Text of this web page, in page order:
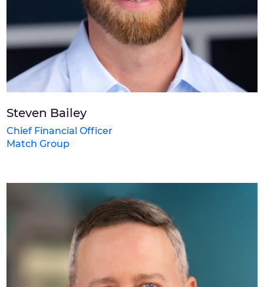
Steven Bailey
Chief Financial Officer
Match Group